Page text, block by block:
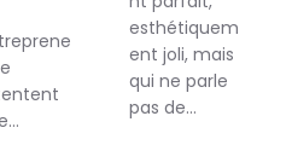
esthétiquem
ent joli, mais
qui ne parle
pas de…